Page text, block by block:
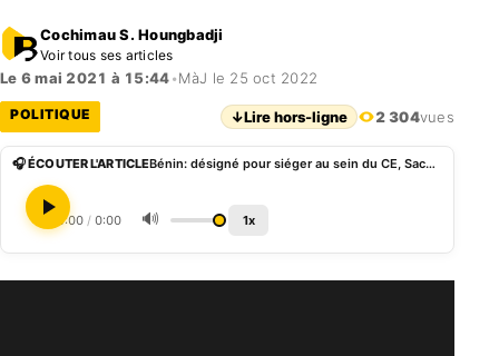
Cochimau S. Houngbadji
Voir tous ses articles
Le 6 mai 2021 à 15:44•MàJ le 25 oct 2022
POLITIQUE ↓Lire hors-ligne 2 304vues
🎧 ÉCOUTER L'ARTICLE Bénin: désigné pour siéger au sein du CE, Sacca Lafia probable absent du prochain gouvernement
0:00 / 0:00 🔊 1x